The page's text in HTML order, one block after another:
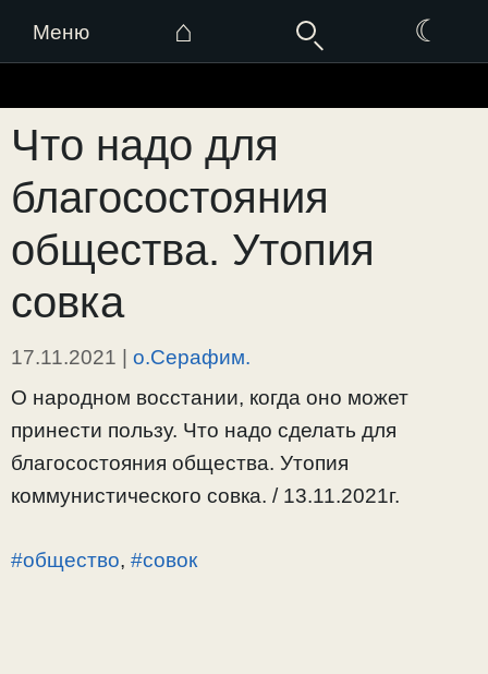
Меню ⌂ ☾
к
содержимому
Что надо для
благосостояния
общества. Утопия
совка
17.11.2021 | о.Серафим.
О народном восстании, когда оно может
принести пользу. Что надо сделать для
благосостояния общества. Утопия
коммунистического совка. / 13.11.2021г.
#общество, #совок